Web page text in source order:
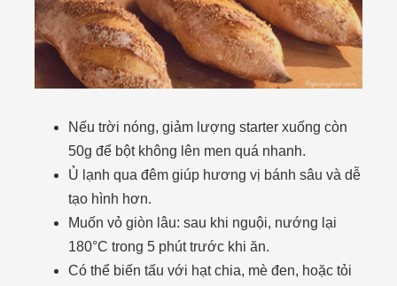
Nếu trời nóng, giảm lượng starter xuống còn
50g để bột không lên men quá nhanh.
Ủ lạnh qua đêm giúp hương vị bánh sâu và dễ
tạo hình hơn.
Muốn vỏ giòn lâu: sau khi nguội, nướng lại
180°C trong 5 phút trước khi ăn.
Có thể biến tấu với hạt chia, mè đen, hoặc tỏi